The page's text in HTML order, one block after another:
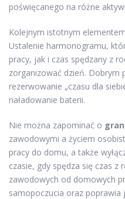
poświęcanego na różne
Kolejnym istotnym
Ustalenie harmonogramu,
pracy, jak i czas spędzany z
zorganizować dzień. Dobrym
rezerwowanie „czasu dla
naładowanie baterii.
Nie można zapominać o
zawodowymi a życiem
pracy do domu, a także
czasie, gdy spędza się czas z
zawodowych od domowych
samopoczucia oraz poprawia